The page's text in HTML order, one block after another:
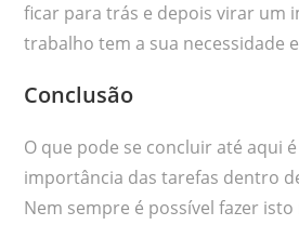
ficar para trás e depois virar um
trabalho tem a sua necessidade
Conclusão
O que pode se concluir até aqui
importância das tarefas dentro
Nem sempre é possível fazer